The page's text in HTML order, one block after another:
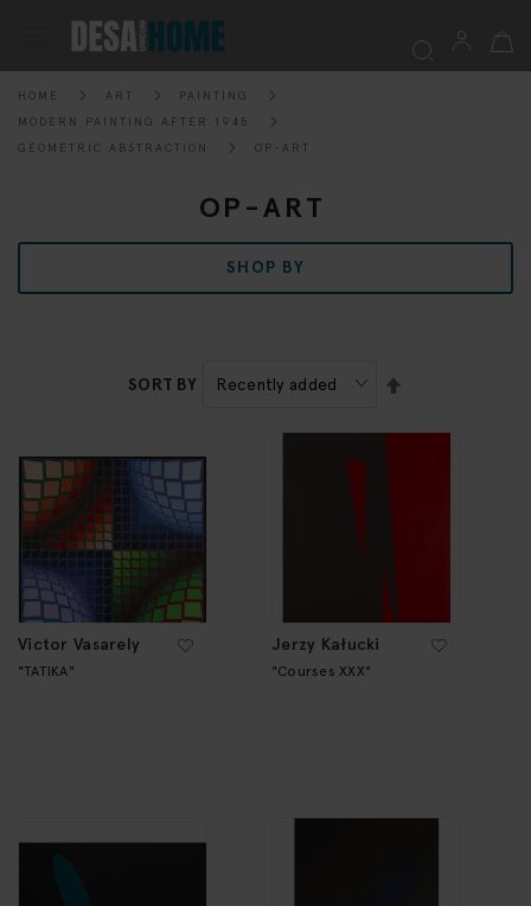
My
HOME ART
PAINTING
MODERN PAINTING AFTER 1945
GEOMETRIC ABSTRACTION
OP-ART
OP-ART
SORT BY
DIRECTION
Victor Vasarely
"TATIKA"
Jerzy Kałucki
"Courses XXX"
SHOP BY